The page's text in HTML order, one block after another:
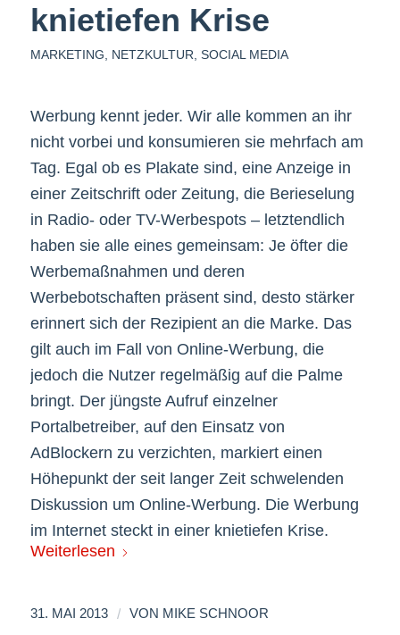
knietiefen Krise
MARKETING NETZKULTUR SOCIAL MEDIA
Werbung kennt jeder. Wir alle kommen an ihr
nicht vorbei und konsumieren sie mehrfach am
Tag. Egal ob es Plakate sind, eine Anzeige in
einer Zeitschrift oder Zeitung, die Berieselung
in Radio- oder TV-Werbespots – letztendlich
haben sie alle eines gemeinsam: Je öfter die
Werbemaßnahmen und deren
Werbebotschaften präsent sind, desto stärker
erinnert sich der Rezipient an die Marke. Das
gilt auch im Fall von Online-Werbung, die
jedoch die Nutzer regelmäßig auf die Palme
bringt. Der jüngste Aufruf einzelner
Portalbetreiber, auf den Einsatz von
AdBlockern zu verzichten, markiert einen
Höhepunkt der seit langer Zeit schwelenden
Diskussion um Online-Werbung. Die Werbung
im Internet steckt in einer knietiefen Krise.
Weiterlesen
31. MAI 2013 / VON MIKE SCHNOOR